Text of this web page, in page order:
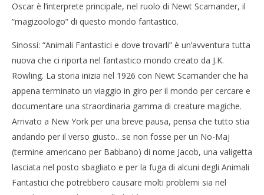
Animali Fantastici, il nuovo trailer anticipa la magia
targata J.K. Rowling
letizia
Oscar è l’interprete principale, nel ruolo di Newt Scamander, il
“magizoologo” di questo mondo fantastico.
Sinossi: “Animali Fantastici e dove trovarli” è un’avventura tutta
nuova che ci riporta nel fantastico mondo creato da J.K.
Rowling. La storia inizia nel 1926 con Newt Scamander che ha
appena terminato un viaggio in giro per il mondo per cercare e
documentare una straordinaria gamma di creature magiche.
Arrivato a New York per una breve pausa, pensa che tutto stia
andando per il verso giusto…se non fosse per un No-Maj
(termine americano per Babbano) di nome Jacob, una valigetta
lasciata nel posto sbagliato e per la fuga di alcuni degli Animali
Fantastici che potrebbero causare molti problemi sia nel